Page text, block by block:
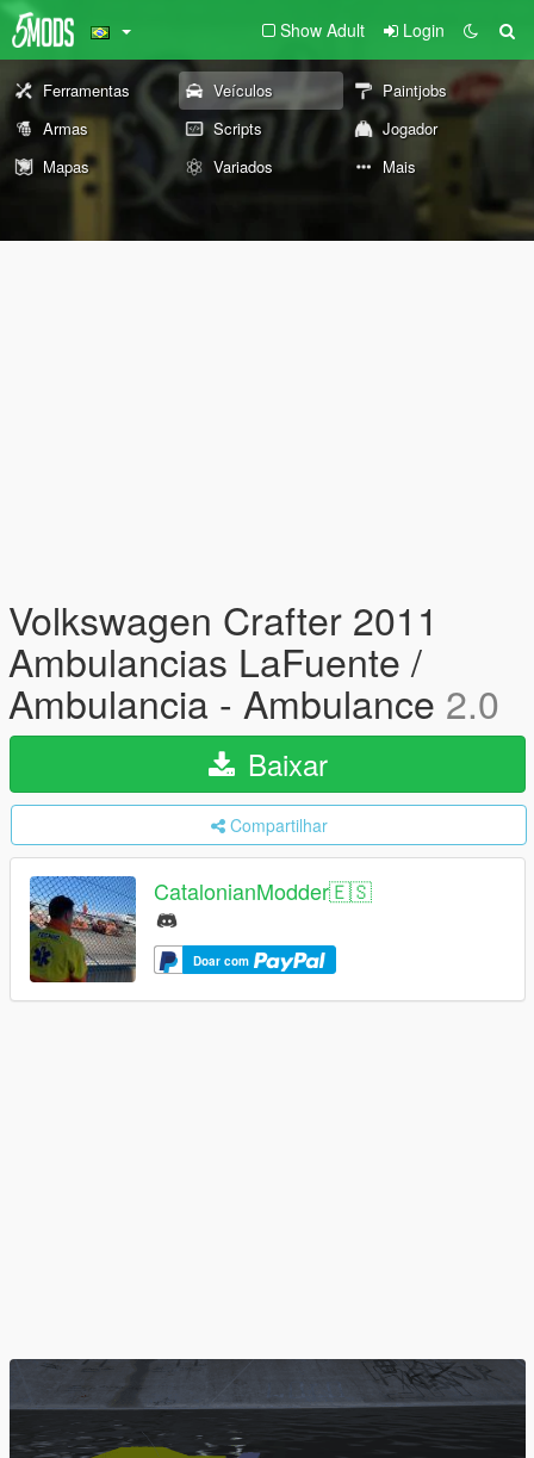
Show Adult Login
Ferramentas Veículos
Paintjobs
Armas
Scripts
Jogador
Mapas
Variados Mais
Volkswagen Crafter 2011
Ambulancias LaFuente /
Ambulancia - Ambulance 2.0
Baixar
Compartilhar
CatalonianModder🇪🇸
Doar com